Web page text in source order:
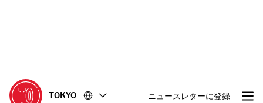
に
移
移
動
TOKYO ニュースレターに登録